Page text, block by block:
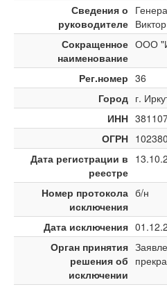
Сведения о
руководителе
Сокращенное
наименование
ООО
Рег.номер 36
Город г.
ИНН
ОГРН
Дата регистрации в
реестре
Номер протокола
исключения
б/н
Дата исключения
Орган принятия
решения об
исключении